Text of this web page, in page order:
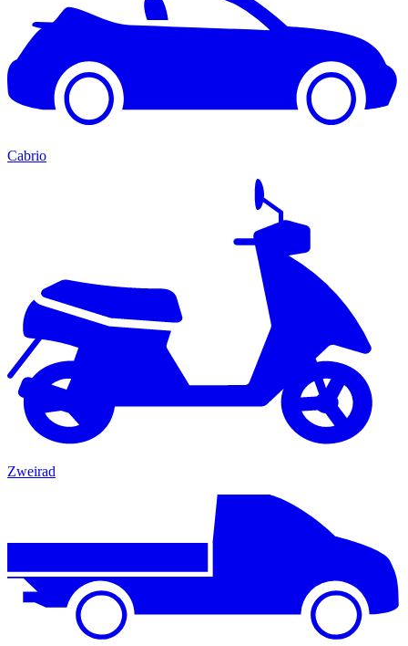
Cabrio
Zweirad